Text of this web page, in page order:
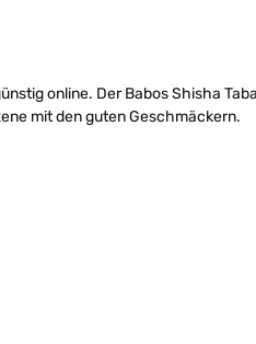
online. Der Babos Shisha
mit den guten Geschmäckern.